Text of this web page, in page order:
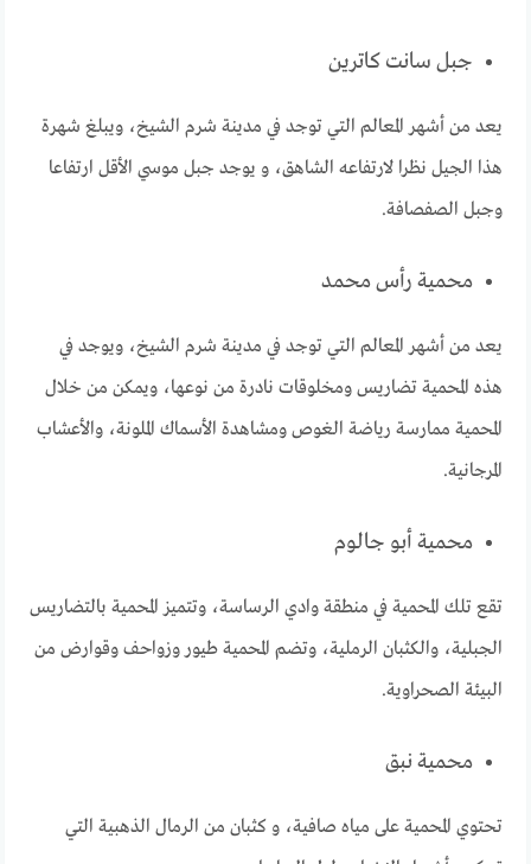
جبل سانت كاترين
يعد من أشهر المعالم التي توجد في مدينة شرم الشيخ، ويبلغ شهرة
هذا الجيل نظرا لارتفاعه الشاهق، و يوجد جبل موسي الأقل ارتفاعا
وجبل الصفصافة.
محمية رأس محمد
يعد من أشهر المعالم التي توجد في مدينة شرم الشيخ، ويوجد في
هذه المحمية تضاريس ومخلوقات نادرة من نوعها، ويمكن من خلال
المحمية ممارسة رياضة الغوص ومشاهدة الأسماك الملونة، والأعشاب
المرجانية.
محمية أبو جالوم
تقع تلك المحمية في منطقة وادي الرساسة، وتتميز المحمية بالتضاريس
الجبلية، والكثبان الرملية، وتضم المحمية طيور وزواحف وقوارض من
البيئة الصحراوية.
محمية نبق
تحتوي المحمية على مياه صافية، و كثبان من الرمال الذهبية التي